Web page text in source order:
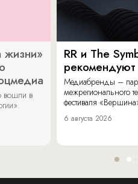
жизни»
вошли в
RR и The
рекомендуют
Медиабренды –
межрегионального
фестиваля
6 августа 2026